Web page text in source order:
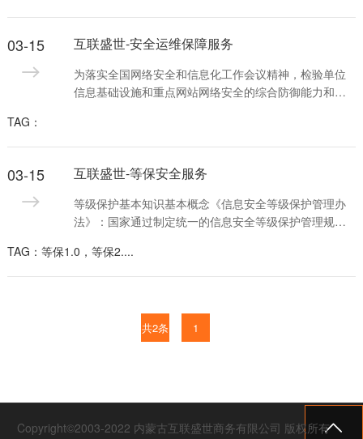

03-15 互联盛世-安全运维保障服务
为落实全国网络安全和信息化工作会议精神，检验单位
信息基础设施和重点网站网络安全的综合防御能力和水
进一步以防攻击、防破坏、防泄密、防重大故障为重
点，构建多层次多渠道合作、各单位各行业和全民共同
参与、众人受益的钢铁城墙。服务内容网络/系统调研成
立护网行动统一指挥管理中心，统一协调调度指挥行动
中的所有事项、人
TAG：
03-15 互联盛世-等保安全服务
等级保护基本知识基本概念《信息安全等级保护管理办
法》：国家通过制定统一的信息安全等级保护管理规范
等级实时保护。制度要求《中华人民共和国网络安全
法》：“国家实行网络安全等级保护制度。网络运营者应
护义务，保障网络免受干扰，破坏或者未经授权的访
问，防止网络数据泄露或者被窃取、篡改。”地位和作用
国家信息安全保障
TAG：等保1.0，等保2....
共2条 1
Copyright©2003-2022 内蒙古互联盛世商务有限公司 版权所有